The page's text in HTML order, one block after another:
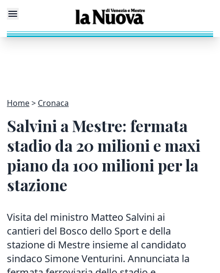
Home Cronaca
Salvini a Mestre: fermata
stadio da 20 milioni e maxi
piano da 100 milioni per la
stazione
Visita del ministro Matteo Salvini ai
cantieri del Bosco dello Sport e della
stazione di Mestre insieme al candidato
sindaco Simone Venturini. Annunciata la